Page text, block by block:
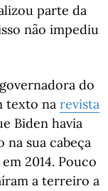
parte da
não impediu
do
texto na revista
Biden havia
sua cabeça
2014. Pouco
a terreiro a